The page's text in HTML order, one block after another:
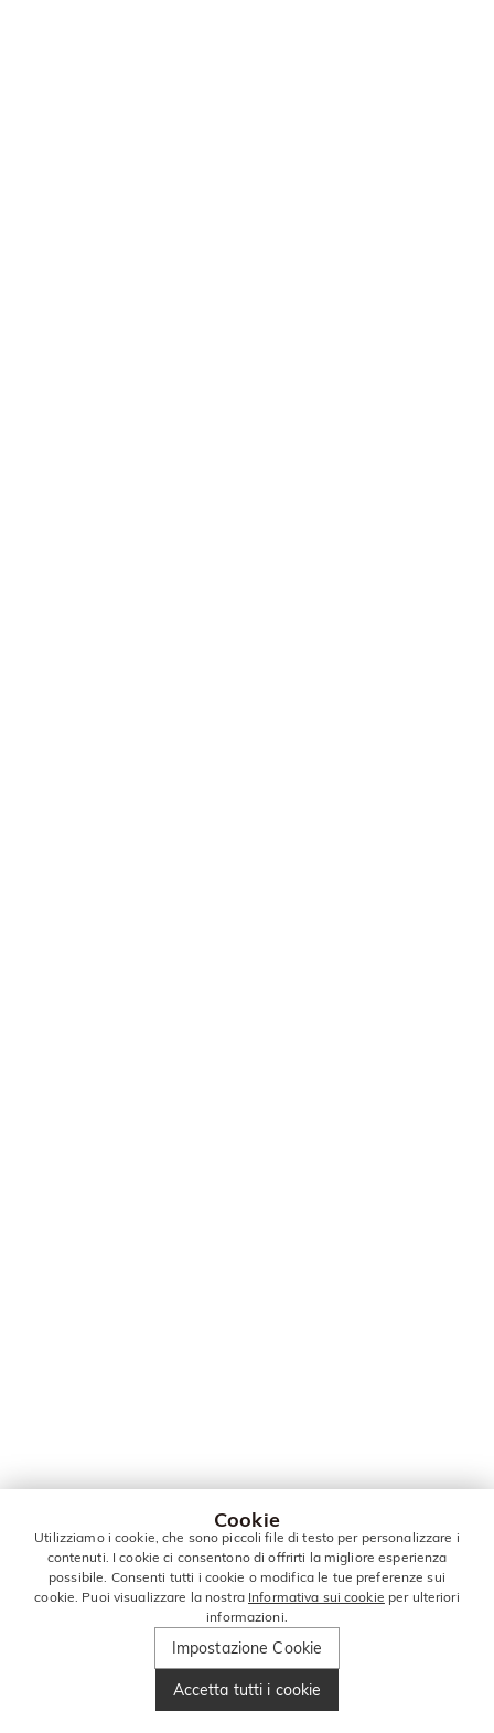
Cookie
Utilizziamo i cookie, che sono piccoli file di testo per personalizzare i
contenuti. I cookie ci consentono di offrirti la migliore esperienza
possibile. Consenti tutti i cookie o modifica le tue preferenze sui
cookie. Puoi visualizzare la nostra Informativa sui cookie per ulteriori
informazioni.
Impostazione Cookie
Accetta tutti i cookie